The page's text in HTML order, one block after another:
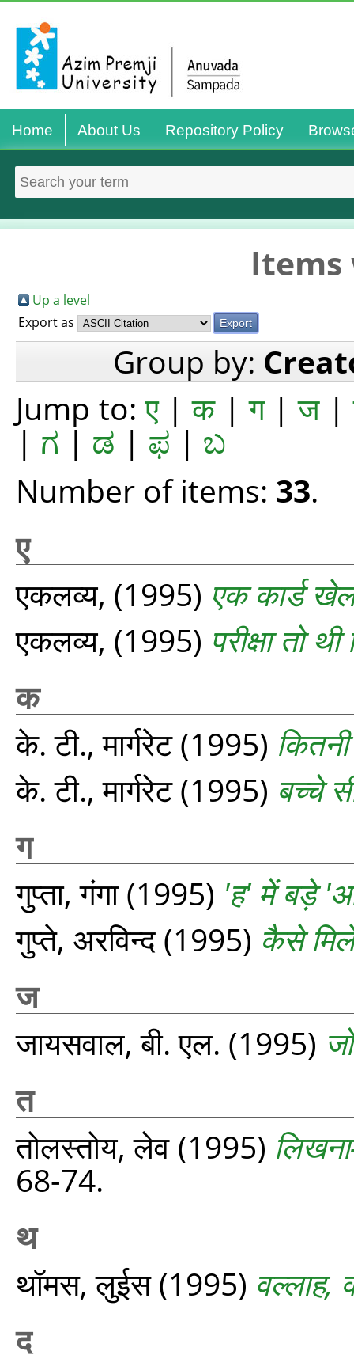
Home About Us Repository Policy
Items
Up a level
Export as
Group by:
Jump to:ए|क|ग|ज|
| ಗ | ಡ | ಫ| ಬ
Number of items: 33.
ए
एकलव्य, (1995) एक कार्ड
एकलव्‍य, (1995) परीक्षा तो
क
के. टी., मार्गरेट(1995)
के. टी., मार्गरेट(1995) बच्चे
ग
गुप्ता, गंगा(1995) 'ह' में बड़े
गुप्ते, अरविन्द (1995) कैसे
ज
जायसवाल, बी. एल. (1995)
त
तोलस्तोय, लेव(1995)
68-74.
थ
थॉमस, लुईस(1995) वल्लाह,
द